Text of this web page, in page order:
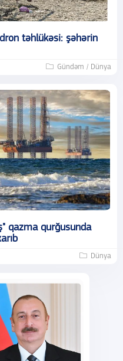
təhlükəsi: şəhərin
Gündəm / Dünya
qazma qurğusunda
Dünya